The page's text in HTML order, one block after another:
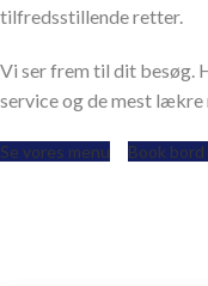
tilfredsstillende retter.
Vi ser frem til dit besøg.
service og de mest
Se vores menu Book